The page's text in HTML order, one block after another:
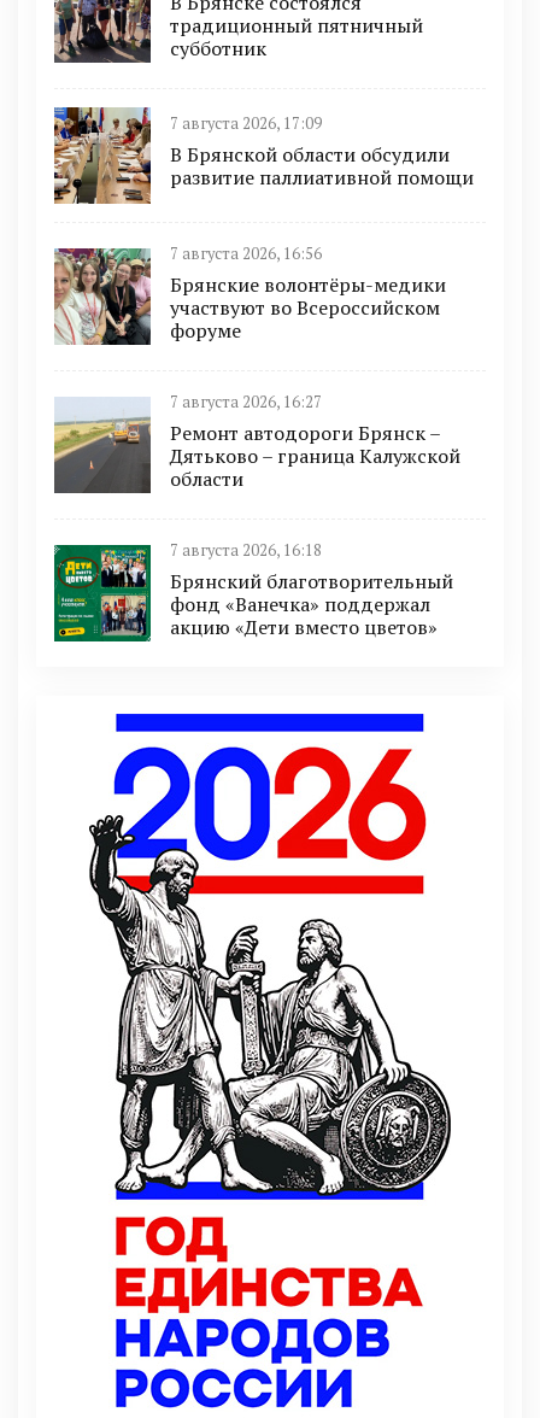
традиционный пятничный
субботник
7 августа 2026, 17:09
В Брянской области обсудили
развитие паллиативной помощи
7 августа 2026, 16:56
Брянские волонтёры-медики
участвуют во Всероссийском
форуме
7 августа 2026, 16:27
Ремонт автодороги Брянск –
Дятьково – граница Калужской
области
7 августа 2026, 16:18
Брянский благотворительный
фонд «Ванечка» поддержал
акцию «Дети вместо цветов»